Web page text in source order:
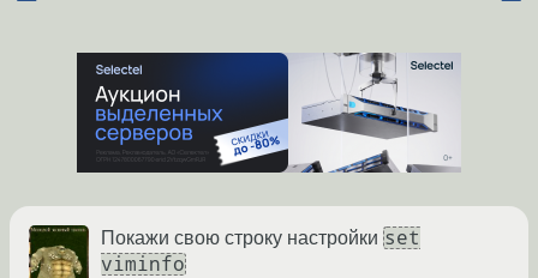
Покажи свою строку настройки set
viminfo